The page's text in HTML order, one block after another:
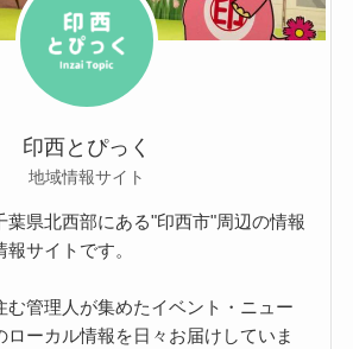
印西とぴっく
地域情報サイト
葉県北西部にある"印西市"周辺の情報
サイトです。
む管理人が集めたイベント・ニュー
ローカル情報を日々お届けしていま